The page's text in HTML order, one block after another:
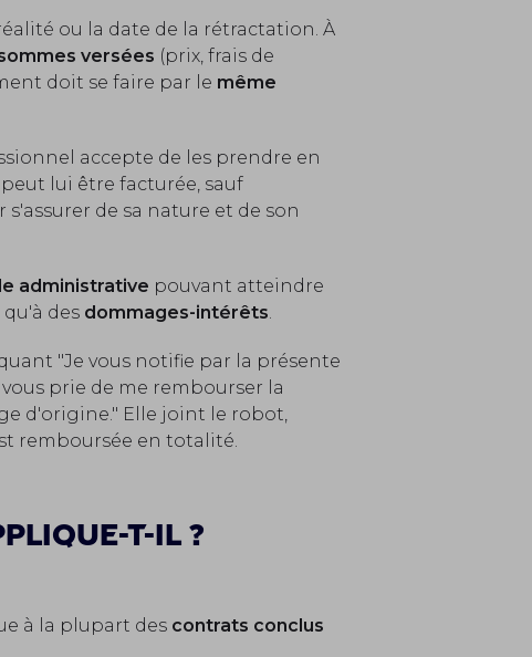
ou la date de la rétractation. À
versées (prix, frais de
doit se faire par le même
accepte de les prendre en
lui être facturée, sauf
de sa nature et de son
administrative pouvant atteindre
des dommages-intérêts
"Je vous notifie par la présente
prie de me rembourser la
d'origine." Elle joint le robot,
remboursée en totalité.
t-il ?
à la plupart des contrats conclus